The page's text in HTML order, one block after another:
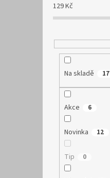
129Kč
Na skladě 17
Akce 6
Novinka 12
Tip 0